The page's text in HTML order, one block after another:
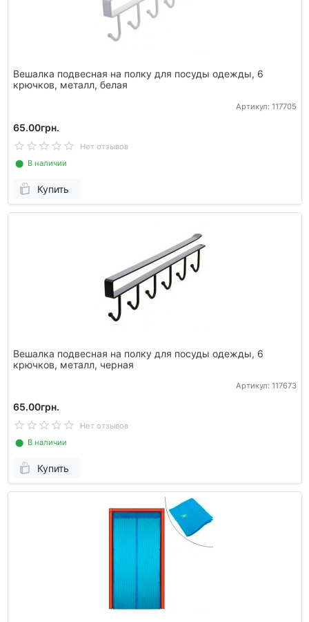
Вешалка подвесная на полку для посуды одежды, 6
крючков, металл, белая
Артикул: 117705
65.00грн.
Нет отзывов
⬤ В наличии
Купить
Вешалка подвесная на полку для посуды одежды, 6
крючков, металл, черная
Артикул: 117673
65.00грн.
Нет отзывов
⬤ В наличии
Купить